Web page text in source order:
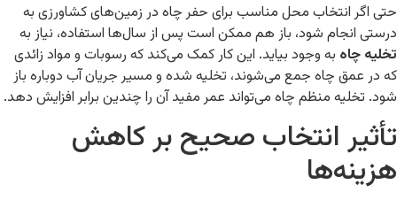
حتی اگر انتخاب محل مناسب برای حفر چاه در زمین‌های کشاورزی به
درستی انجام شود، باز هم ممکن است پس از سال‌ها استفاده، نیاز به
تخلیه چاه به وجود بیاید. این کار کمک می‌کند که رسوبات و مواد زائدی
که در عمق چاه جمع می‌شوند، تخلیه شده و مسیر جریان آب دوباره باز
شود. تخلیه منظم چاه می‌تواند عمر مفید آن را چندین برابر افزایش دهد.
تأثیر انتخاب صحیح بر کاهش
هزینه‌ها